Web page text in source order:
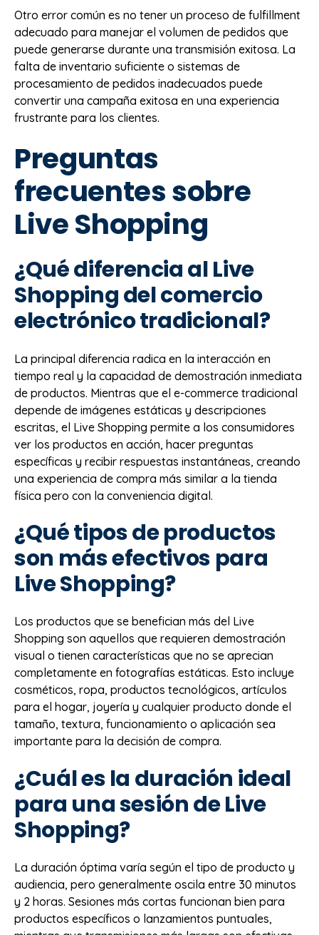
Otro error común es no tener un proceso de fulfillment
adecuado para manejar el volumen de pedidos que
puede generarse durante una transmisión exitosa. La
falta de inventario suficiente o sistemas de
procesamiento de pedidos inadecuados puede
convertir una campaña exitosa en una experiencia
frustrante para los clientes.
Preguntas
frecuentes sobre
Live Shopping
¿Qué diferencia al Live
Shopping del comercio
electrónico tradicional?
La principal diferencia radica en la interacción en
tiempo real y la capacidad de demostración inmediata
de productos. Mientras que el e-commerce tradicional
depende de imágenes estáticas y descripciones
escritas, el Live Shopping permite a los consumidores
ver los productos en acción, hacer preguntas
específicas y recibir respuestas instantáneas, creando
una experiencia de compra más similar a la tienda
física pero con la conveniencia digital.
¿Qué tipos de productos
son más efectivos para
Live Shopping?
Los productos que se benefician más del Live
Shopping son aquellos que requieren demostración
visual o tienen características que no se aprecian
completamente en fotografías estáticas. Esto incluye
cosméticos, ropa, productos tecnológicos, artículos
para el hogar, joyería y cualquier producto donde el
tamaño, textura, funcionamiento o aplicación sea
importante para la decisión de compra.
¿Cuál es la duración ideal
para una sesión de Live
Shopping?
La duración óptima varía según el tipo de producto y
audiencia, pero generalmente oscila entre 30 minutos
y 2 horas. Sesiones más cortas funcionan bien para
productos específicos o lanzamientos puntuales,